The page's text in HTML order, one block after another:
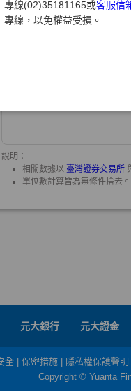
專線(02)35181165或客服信
專線，以免權益受損。
元大銀行 元大證金
全 保密措施 隱私權保護聲明
Copyright © Yuanta